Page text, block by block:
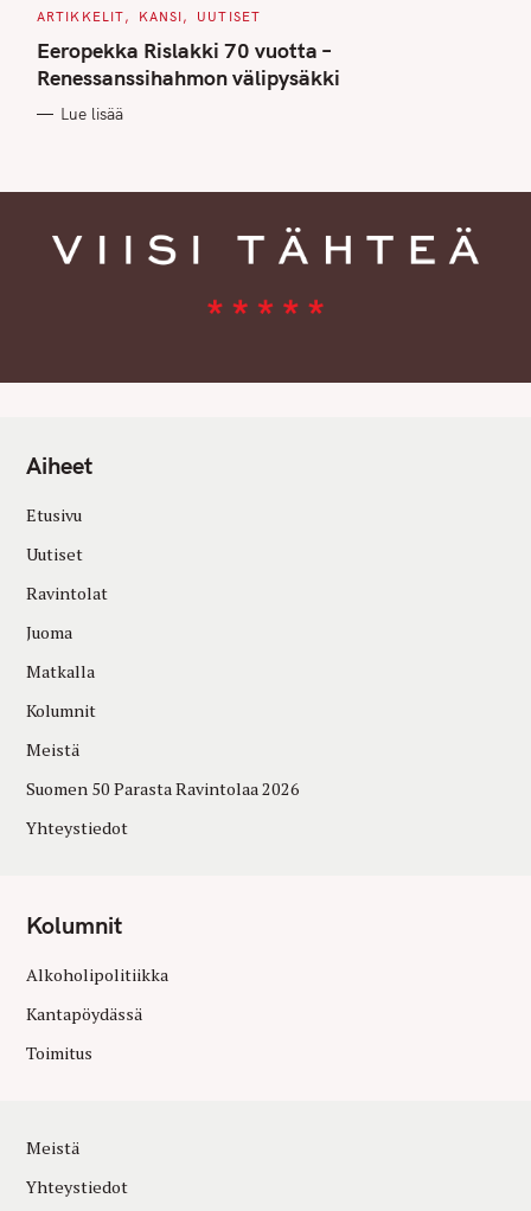
C
T
E
G
O
I
ARTIKKELIT KANSI UUTISET
Eeropekka Rislakki 70 vuotta –
Renessanssihahmon välipysäkki
Lue lisää
Aiheet
Etusivu
Uutiset
Ravintolat
Juoma
Matkalla
Kolumnit
Meistä
Suomen 50 Parasta Ravintolaa 2026
Yhteystiedot
Kolumnit
Alkoholipolitiikka
Kantapöydässä
Toimitus
Meistä
Yhteystiedot